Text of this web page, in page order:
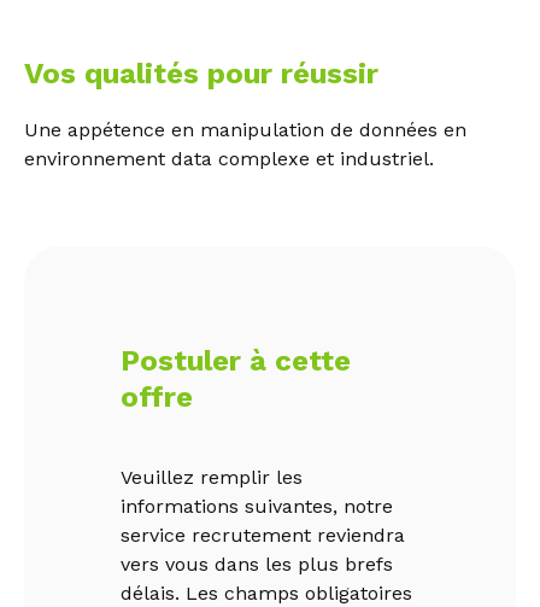
Vos qualités pour réussir
Une appétence en manipulation de données en
environnement data complexe et industriel.
Postuler à cette
offre
Veuillez remplir les
informations suivantes, notre
service recrutement reviendra
vers vous dans les plus brefs
délais. Les champs obligatoires